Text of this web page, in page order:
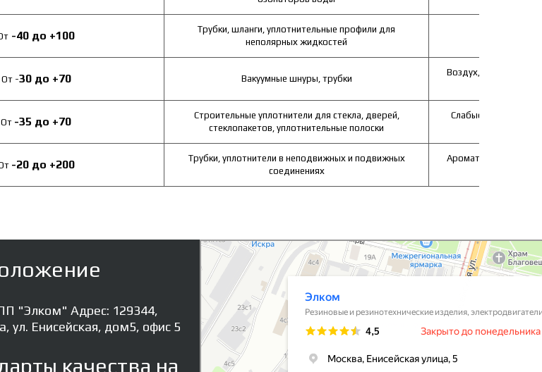
-40 до +100
Трубки, шланги, уплотнительные профили для
неполярных жидкостей
От -30до +70 Вакуумные шнуры, трубки
Воздух, вода, слабые
От -35 до +70
Строительные уплотнители для стекла, дверей,
стеклопакетов, уплотнительные полоски
Слабые растворы
-20до +200
Трубки, уплотнители в неподвижных и подвижных
соединениях
Ароматические
Элком
Резиновые и резинотехнические изделия в Москве
"Элком" Адрес: 129344,
ул. Енисейская, дом5, офис 5
качества на